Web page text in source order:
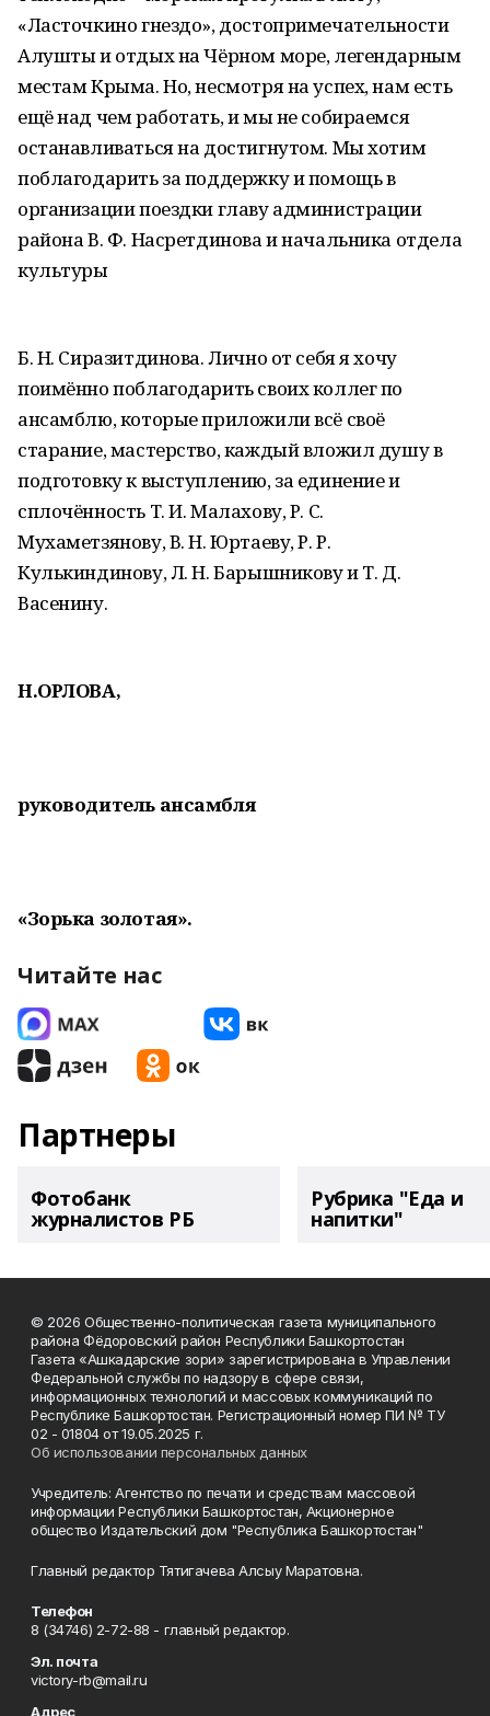
«Ласточкино гнездо», достопримечательности
Алушты и отдых на Чёрном море, легендарным
местам Крыма. Но, несмотря на успех, нам есть
ещё над чем работать, и мы не собираемся
останавливаться на достигнутом. Мы хотим
поблагодарить за поддержку и помощь в
организации поездки главу администрации
района В. Ф. Насретдинова и начальника отдела
культуры
Б. Н. Сиразитдинова. Лично от себя я хочу
поимённо поблагодарить своих коллег по
ансамблю, которые приложили всё своё
старание, мастерство, каждый вложил душу в
подготовку к выступлению, за единение и
сплочённость Т. И. Малахову, Р. С.
Мухаметзянову, В. Н. Юртаеву, Р. Р.
Кулькиндинову, Л. Н. Барышникову и Т. Д.
Васенину.
Н.ОРЛОВА,
руководитель ансамбля
«Зорька золотая».
Читайте нас
Партнеры
Фотобанк
журналистов РБ
Рубрика "Еда и
напитки"
© 2026 Общественно-политическая газета муниципального
района Фёдоровский район Республики Башкортостан
Газета «Ашкадарские зори» зарегистрирована в Управлении
Федеральной службы по надзору в сфере связи,
информационных технологий и массовых коммуникаций по
Республике Башкортостан. Регистрационный номер ПИ № ТУ
02 - 01804 от 19.05.2025 г.
Об использовании персональных данных
Учредитель: Агентство по печати и средствам массовой
информации Республики Башкортостан, Акционерное
общество Издательский дом "Республика Башкортостан"
Главный редактор Тятигачева Алсыу Маратовна.
Телефон
8 (34746) 2-72-88 - главный редактор.
Эл. почта
victory-rb@mail.ru
Адрес